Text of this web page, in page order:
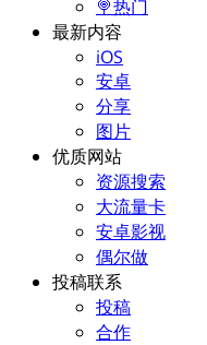
🍭热门
最新内容
iOS
安卓
分享
图片
优质网站
资源搜索
大流量卡
安卓影视
偶尔做
投稿联系
投稿
合作